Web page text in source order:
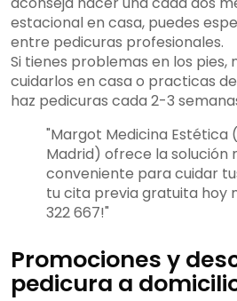
estacional en casa, puedes
entre pedicuras profesionales.
Si tienes problemas en los
cuidarlos en casa o practicas
haz pedicuras cada 2-3
"Margot Medicina Estética
Madrid) ofrece la solución
conveniente para cuidar
tu cita previa gratuita hoy
322 667!"
Promociones y
pedicura a